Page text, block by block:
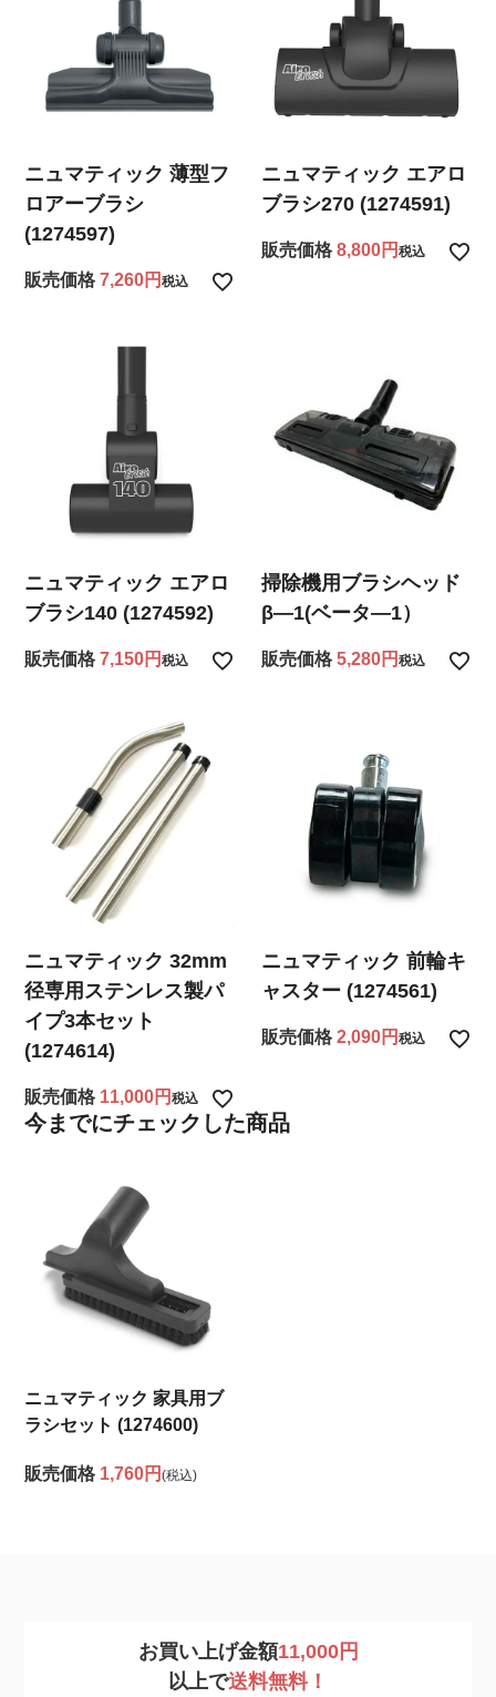
ニュマティック 薄型フ
ロアーブラシ
(1274597)
販売価格 7,260 税込
ニュマティック エアロ
ブラシ270 (1274591)
販売価格 8,800 税込
ニュマティック エアロ
ブラシ140 (1274592)
販売価格 7,150 税込
掃除機用ブラシヘッド
β―1(ベータ―1）
販売価格 5,280 税込
ニュマティック 32mm
径専用ステンレス製パ
イプ3本セット
(1274614)
販売価格 11,000 税込
ニュマティック 前輪キ
ャスター (1274561)
販売価格 2,090 税込
今までにチェックした商品
ニュマティック 家具用ブ
ラシセット (1274600)
販売価格 1,760円(税込)
お買い上げ金額11,000円
以上で送料無料！